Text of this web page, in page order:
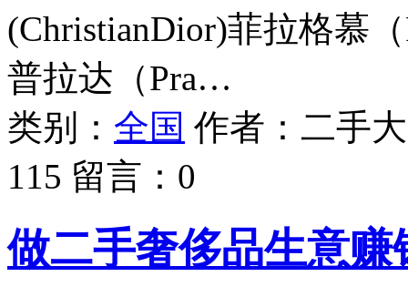
(ChristianDior)菲拉格慕
普拉达（Pra…
类别： 全国 作者： 二手
115 留言： 0
做二手奢侈品生意赚